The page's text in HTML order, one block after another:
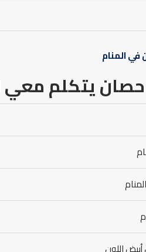
المنام
يتكلم معي